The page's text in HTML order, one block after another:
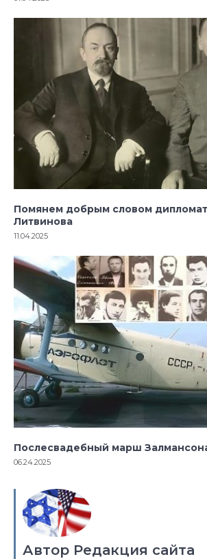
Помянем добрым словом
Литвинова
11.04.2025
Послесвадебный марш
06.24.2025
Автор Редакция сайта